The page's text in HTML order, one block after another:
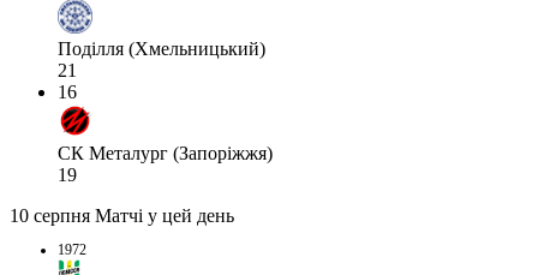
Поділля (Хмельницький)
21
16
СК Металург (Запоріжжя)
19
10 серпня Матчі у цей день
1972